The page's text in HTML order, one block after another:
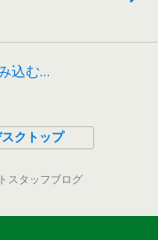
込む…
クトップ
スタッフブログ